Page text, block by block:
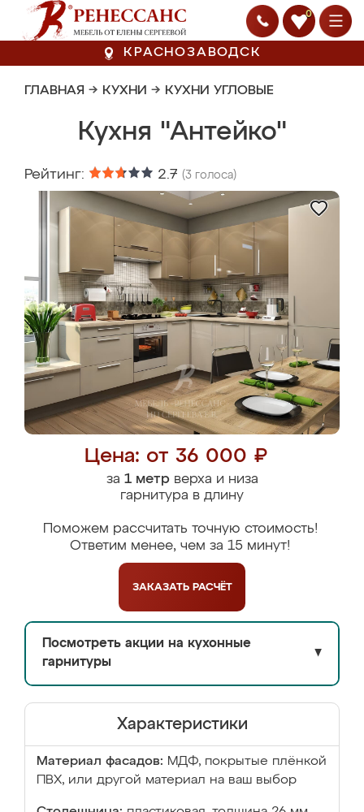
0
КРАСНОЗАВОДСК
ГЛАВНАЯ → КУХНИ → КУХНИ УГЛОВЫЕ
Кухня "Антейко"
Рейтинг: 2.7 (3 голоса)
Цена: от 36 000 ₽
за 1 метрверха и низа
гарнитура в длину
Поможем рассчитать точную стоимость!
Ответим менее, чем за 15 минут!
ЗАКАЗАТЬ РАСЧЁТ
Посмотреть акции на кухонные
гарнитуры
▼
Характеристики
Материал фасадов: МДФ, покрытые плёнкой
ПВХ, или другой материал на ваш выбор